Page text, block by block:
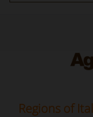
Regions of